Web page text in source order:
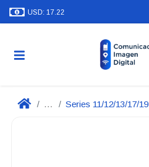
USD: 17.22
... Series 11/12/13/17/19